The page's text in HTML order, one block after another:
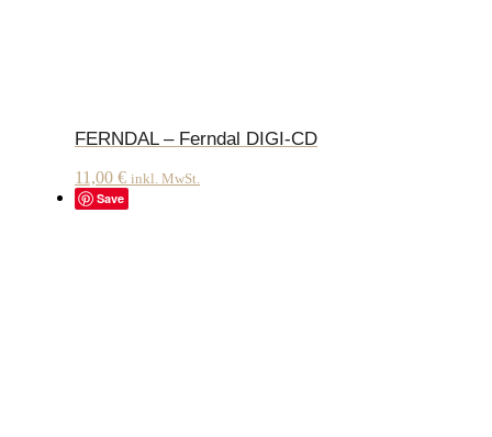
FERNDAL – Ferndal DIGI-CD
11,00 € inkl. MwSt.
Save